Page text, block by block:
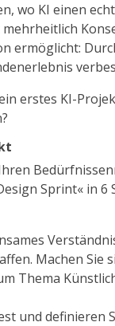
wo KI einen
ermöglicht:
erstes KI-
Sprint« in 6
Machen Sie
Thema
und